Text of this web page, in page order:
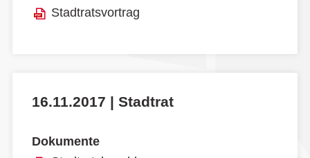
Stadtratsvortrag
16.11.2017 | Stadtrat
Dokumente